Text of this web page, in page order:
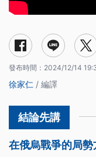
發布時間： 2024/12/14
徐家仁 / 編譯
在俄烏戰爭的局